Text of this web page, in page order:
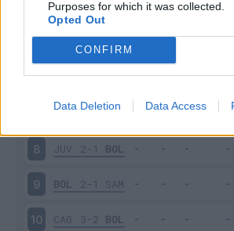
Purposes for which it was collected.
Opted Out
CONFIRM
Data Deletion Data Access
BOL 1-2 ROM
0-0 BOL
6 UDI 1-0 BOL
BOL 2-2 LAZ
8 JUV 2-1 BOL
9 BOL 2-1 SAM
10 CAG 3-2 BOL